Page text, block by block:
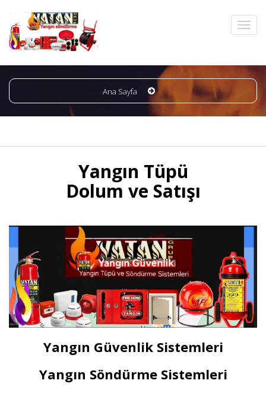
Ana Sayfa
Yangın Tüpü
Dolum ve Satışı
Yangın Güvenlik Sistemleri
Yangın Söndürme Sistemleri